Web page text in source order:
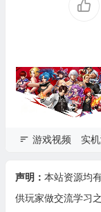
游戏视频 实
声明： 本站资源均
供玩家做交流学习